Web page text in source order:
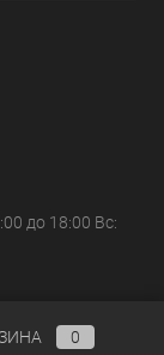
до 18:00 Вс:
0